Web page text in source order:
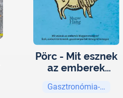
Pörc - Mit esznek
az emberek
?
Gasztronómia-történet